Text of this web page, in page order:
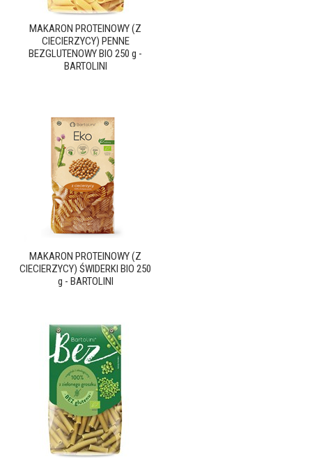
MAKARON PROTEINOWY (Z
CIECIERZYCY) PENNE
BEZGLUTENOWY BIO 250 g -
BARTOLINI
MAKARON PROTEINOWY (Z
CIECIERZYCY) ŚWIDERKI BIO 250
g - BARTOLINI